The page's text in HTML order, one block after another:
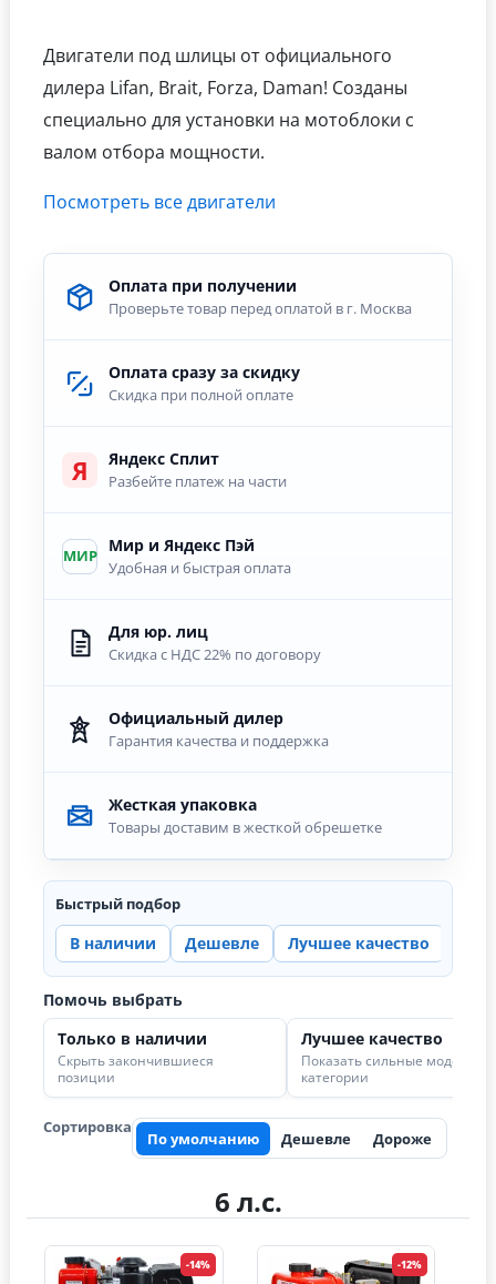
Двигатели под шлицы от официального
дилера Lifan, Brait, Forza, Daman! Созданы
специально для установки на мотоблоки с
валом отбора мощности.
Посмотреть все двигатели
Оплата при получении
Проверьте товар перед оплатой в г. Москва
Оплата сразу за скидку
Скидка при полной оплате
Я Яндекс Сплит
Разбейте платеж на части
МИР
Мир и Яндекс Пэй
Удобная и быстрая оплата
Для юр. лиц
Скидка с НДС 22% по договору
Официальный дилер
Гарантия качества и поддержка
Жесткая упаковка
Товары доставим в жесткой обрешетке
Быстрый подбор
В наличии Дешевле Лучшее качество
Помочь выбрать
Только в наличии
Скрыть закончившиеся
позиции
Лучшее качество
Показать сильные модели в
категории
Сортировка
По умолчанию Дешевле Дороже
6 л.с.
-14% -12%